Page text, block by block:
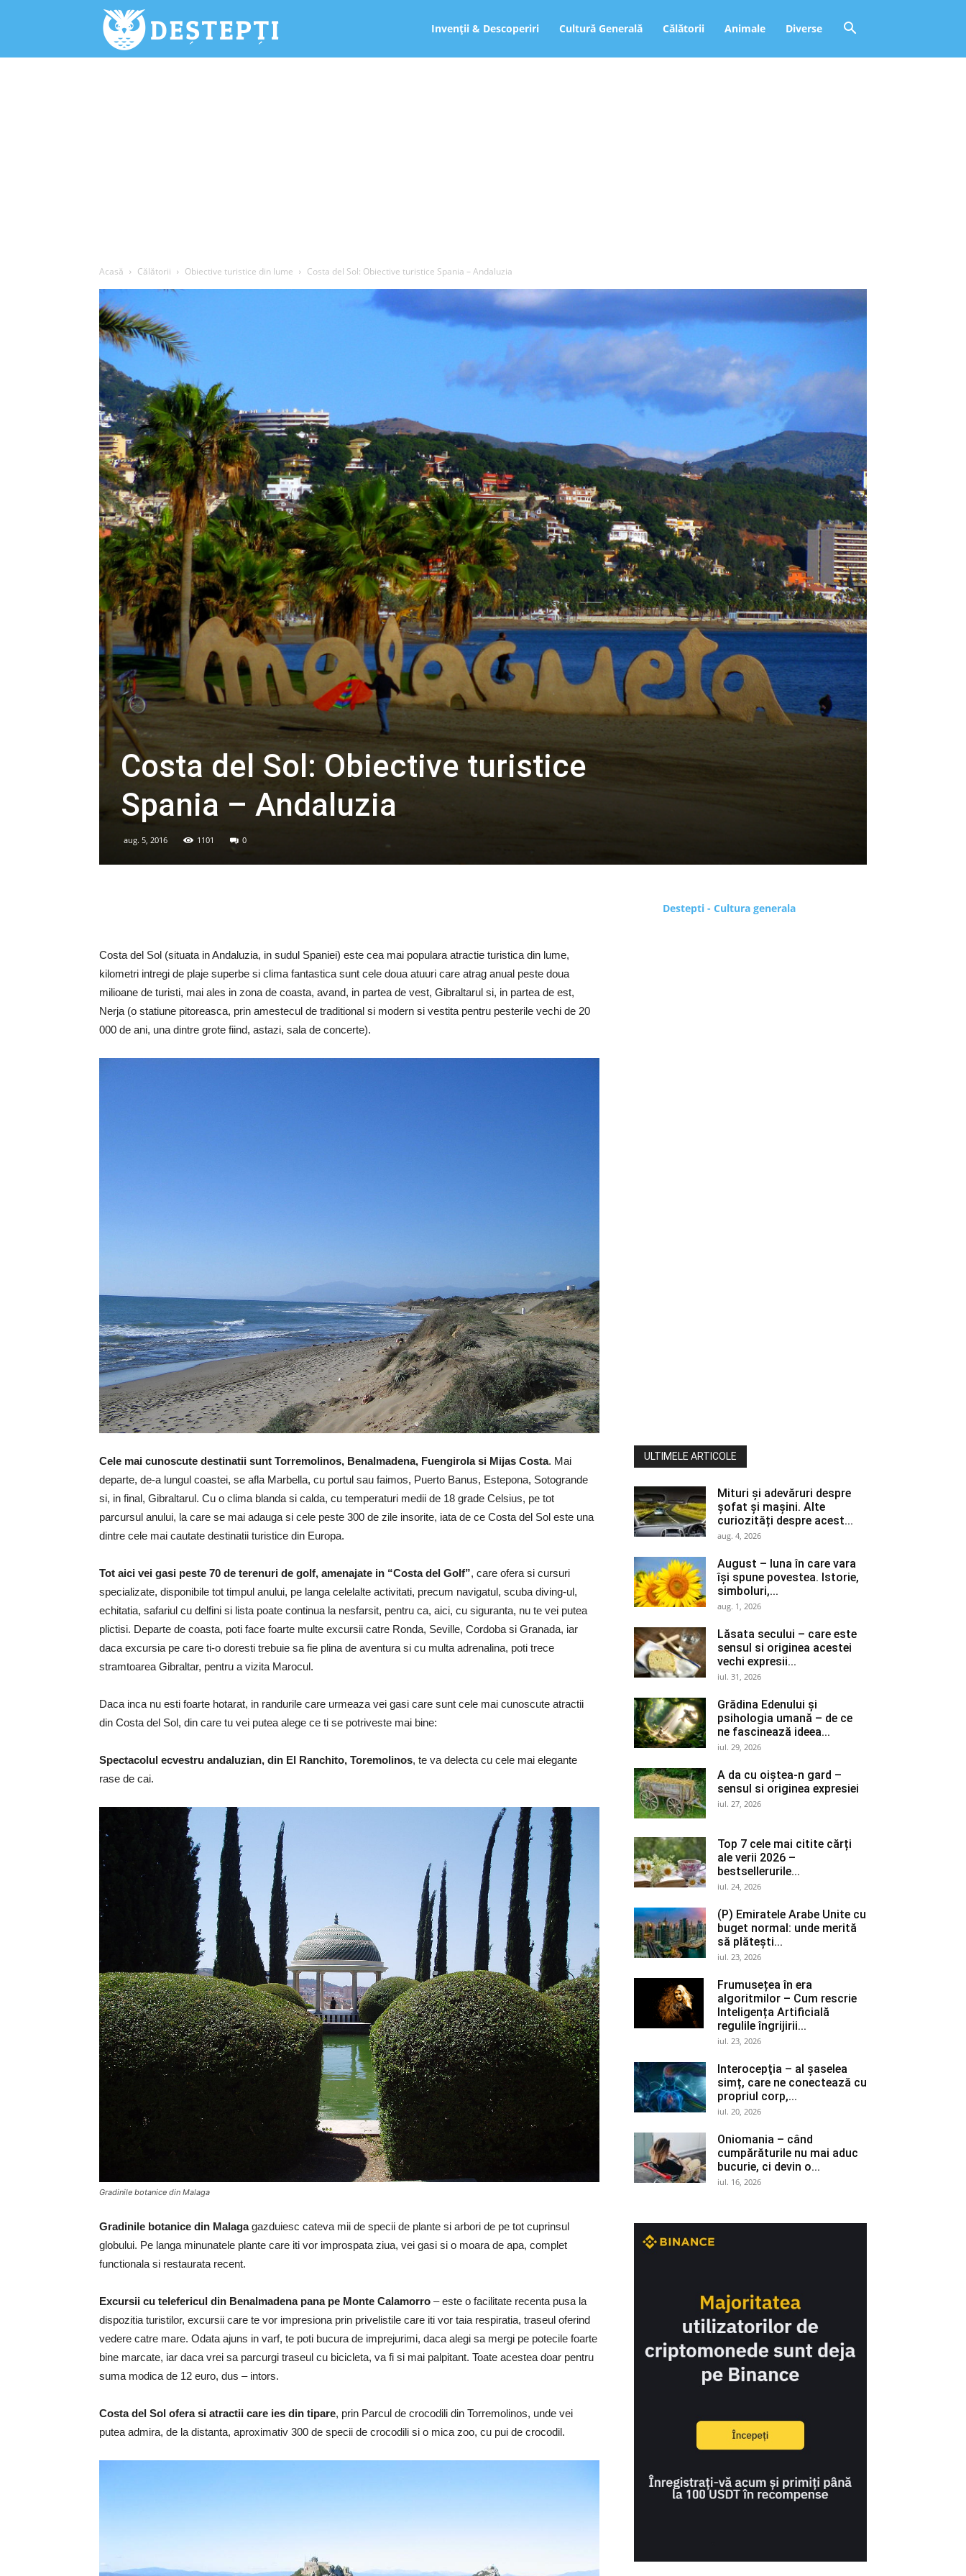
Deștepți.ro Invenții & Descoperiri Cultură Generală Călătorii Animale Diverse
Acasă Călătorii Obiective turistice din lume Costa del Sol: Obiective turistice Spania – Andaluzia
Costa del Sol: Obiective turistice
Spania – Andaluzia
aug. 5, 2016 1101 0
Costa del Sol (situata in Andaluzia, in sudul Spaniei) este cea mai populara atractie turistica din lume,
kilometri intregi de plaje superbe si clima fantastica sunt cele doua atuuri care atrag anual peste doua
milioane de turisti, mai ales in zona de coasta, avand, in partea de vest, Gibraltarul si, in partea de est,
Nerja (o statiune pitoreasca, prin amestecul de traditional si modern si vestita pentru pesterile vechi de 20
000 de ani, una dintre grote fiind, astazi, sala de concerte).
Cele mai cunoscute destinatii sunt Torremolinos, Benalmadena, Fuengirola si Mijas Costa. Mai
departe, de-a lungul coastei, se afla Marbella, cu portul sau faimos, Puerto Banus, Estepona, Sotogrande
si, in final, Gibraltarul. Cu o clima blanda si calda, cu temperaturi medii de 18 grade Celsius, pe tot
parcursul anului, la care se mai adauga si cele peste 300 de zile insorite, iata de ce Costa del Sol este una
dintre cele mai cautate destinatii turistice din Europa.
Tot aici vei gasi peste 70 de terenuri de golf, amenajate in “Costa del Golf”, care ofera si cursuri
specializate, disponibile tot timpul anului, pe langa celelalte activitati, precum navigatul, scuba diving-ul,
echitatia, safariul cu delfini si lista poate continua la nesfarsit, pentru ca, aici, cu siguranta, nu te vei putea
plictisi. Departe de coasta, poti face foarte multe excursii catre Ronda, Seville, Cordoba si Granada, iar
daca excursia pe care ti-o doresti trebuie sa fie plina de aventura si cu multa adrenalina, poti trece
stramtoarea Gibraltar, pentru a vizita Marocul.
Daca inca nu esti foarte hotarat, in randurile care urmeaza vei gasi care sunt cele mai cunoscute atractii
din Costa del Sol, din care tu vei putea alege ce ti se potriveste mai bine:
Spectacolul ecvestru andaluzian, din El Ranchito, Toremolinos, te va delecta cu cele mai elegante
rase de cai.
Gradinile botanice din Malaga
Gradinile botanice din Malagagazduiesc cateva mii de specii de plante si arbori de pe tot cuprinsul
globului. Pe langa minunatele plante care iti vor improspata ziua, vei gasi si o moara de apa, complet
functionala si restaurata recent.
Excursii cu telefericul din Benalmadena pana pe Monte Calamorro – este o facilitate recenta pusa la
dispozitia turistilor, excursii care te vor impresiona prin privelistile care iti vor taia respiratia, traseul oferind
vedere catre mare. Odata ajuns in varf, te poti bucura de imprejurimi, daca alegi sa mergi pe potecile foarte
bine marcate, iar daca vrei sa parcurgi traseul cu bicicleta, va fi si mai palpitant. Toate acestea doar pentru
suma modica de 12 euro, dus – intors.
Costa del Sol ofera si atractii care ies din tipare, prin Parcul de crocodili din Torremolinos, unde vei
putea admira, de la distanta, aproximativ 300 de specii de crocodili si o mica zoo, cu pui de crocodil.
Destepti - Cultura generala
ULTIMELE ARTICOLE
Mituri și adevăruri despre
șofat și mașini. Alte
curiozități despre acest...
aug. 4, 2026
August – luna în care vara
își spune povestea. Istorie,
simboluri,...
aug. 1, 2026
Lăsata secului – care este
sensul si originea acestei
vechi expresii...
iul. 31, 2026
Grădina Edenului și
psihologia umană – de ce
ne fascinează ideea...
iul. 29, 2026
A da cu oiștea-n gard –
sensul si originea expresiei
iul. 27, 2026
Top 7 cele mai citite cărți
ale verii 2026 –
bestsellerurile...
iul. 24, 2026
(P) Emiratele Arabe Unite cu
buget normal: unde merită
să plătești...
iul. 23, 2026
Frumusețea în era
algoritmilor – Cum rescrie
Inteligența Artificială
regulile îngrijirii...
iul. 23, 2026
Interocepţia – al șaselea
simț, care ne conectează cu
propriul corp,...
iul. 20, 2026
Oniomania – când
cumpărăturile nu mai aduc
bucurie, ci devin o...
iul. 16, 2026